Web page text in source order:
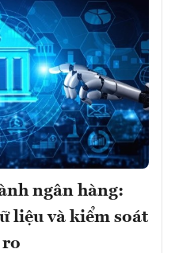
ngân hàng:
liệu và kiểm soát